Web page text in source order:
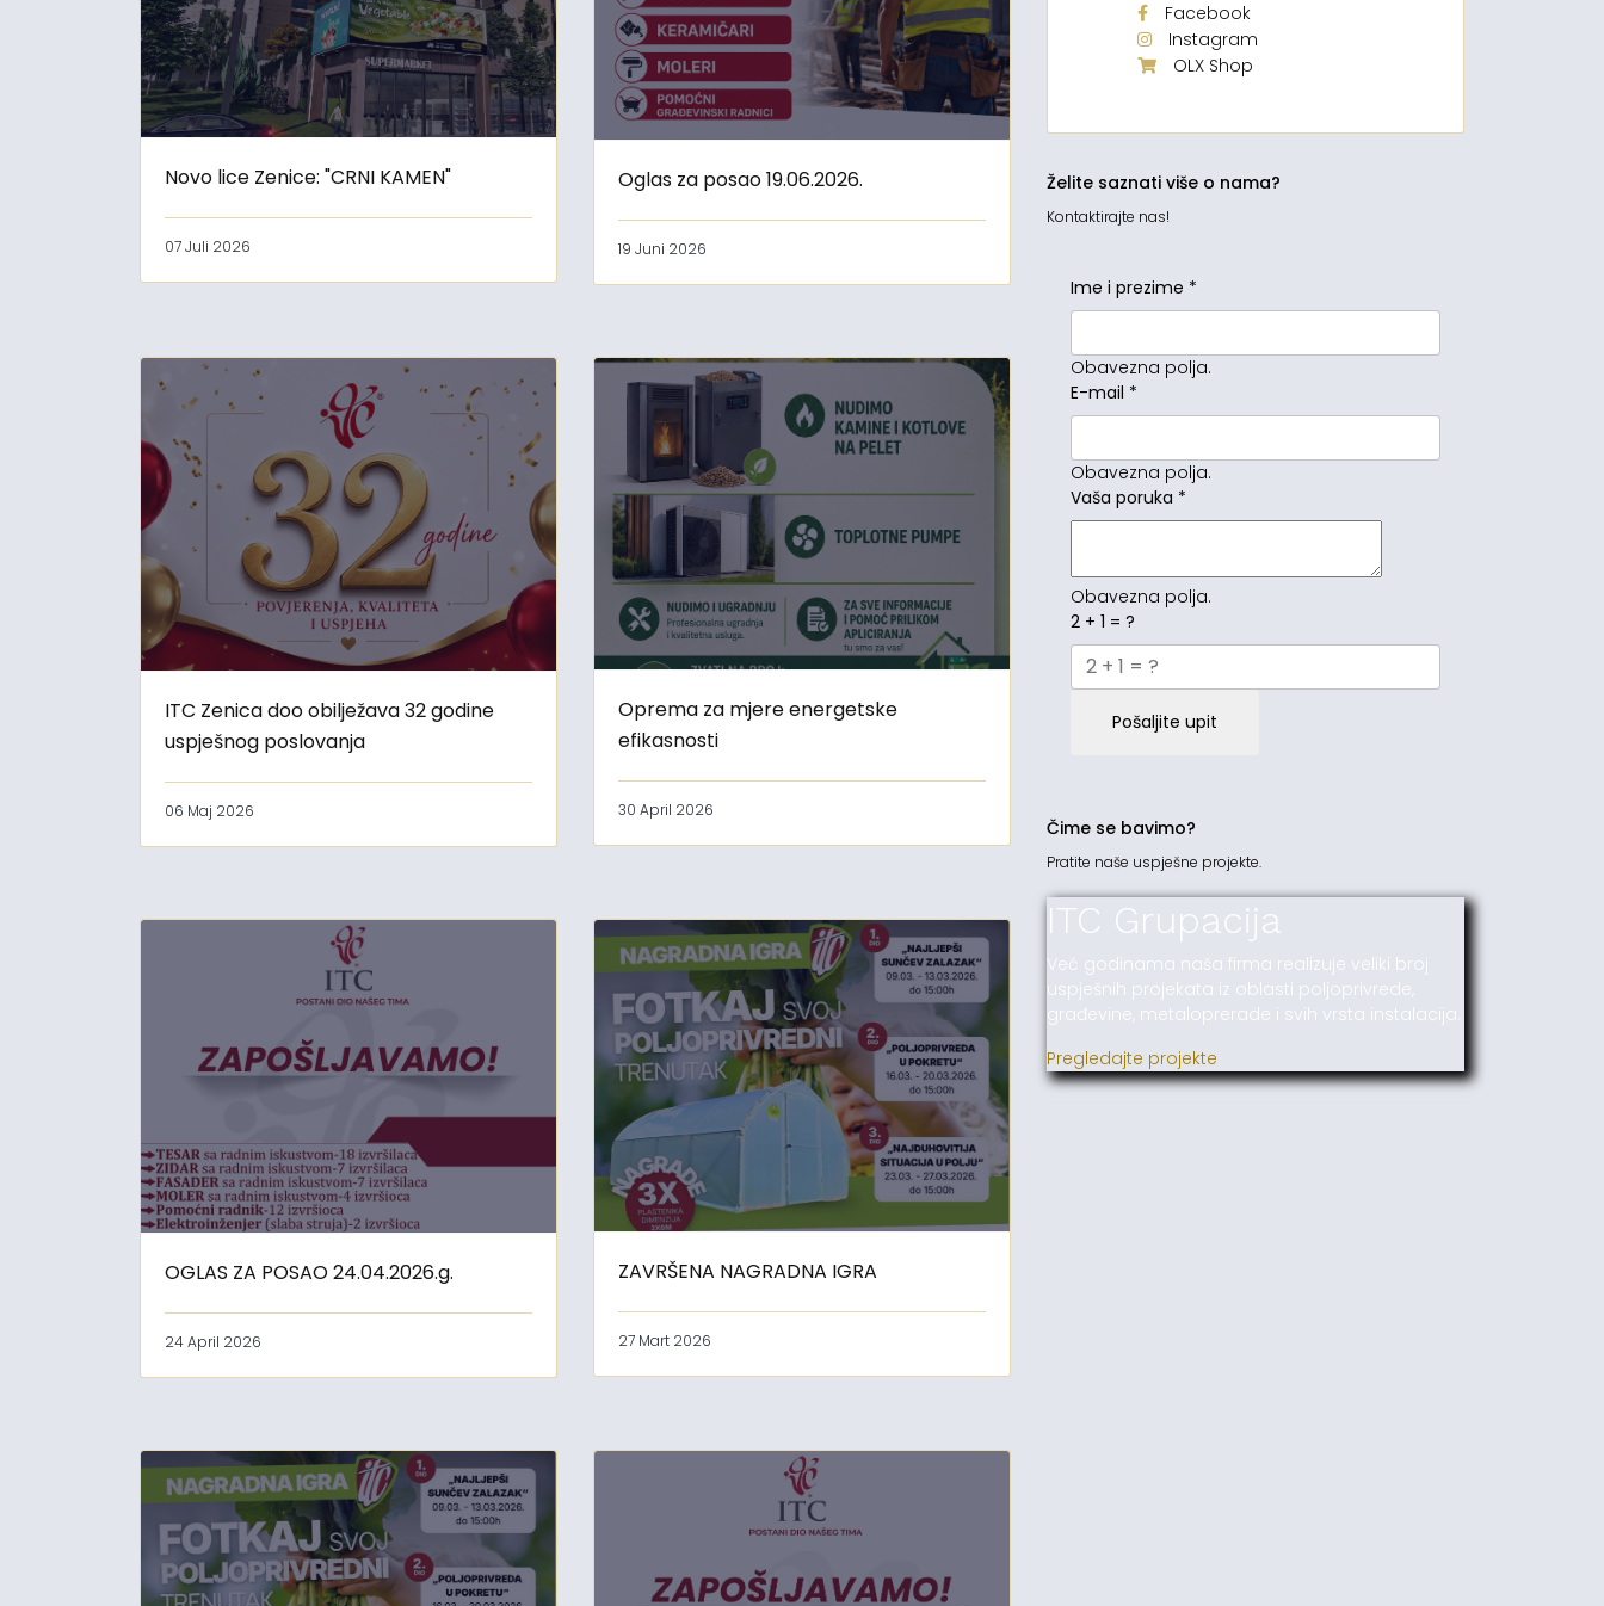
Novo lice Zenice: "CRNI KAMEN"
07 Juli 2026
Oglas za posao 19.06.2026.
19 Juni 2026
ITC Zenica doo obilježava 32 godine
uspješnog poslovanja
06 Maj 2026
Oprema za mjere energetske
efikasnosti
30 April 2026
OGLAS ZA POSAO 24.04.2026.g.
24 April 2026
ZAVRŠENA NAGRADNA IGRA
27 Mart 2026
Facebook
Instagram
OLX Shop
Želite saznati više o nama?
Kontaktirajte nas!
Ime i prezime *
Obavezna polja.
E-mail *
Obavezna polja.
Vaša poruka *
Obavezna polja.
2 + 1 = ?
Pošaljite upit
Čime se bavimo?
Pratite naše uspješne projekte.
ITC Grupacija
Već godinama naša firma realizuje veliki broj
uspješnih projekata iz oblasti poljoprivrede,
građevine, metaloprerade i svih vrsta instalacija.
Pregledajte projekte